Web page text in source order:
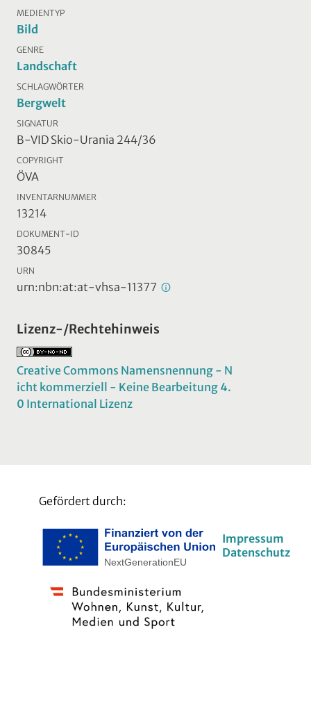
MEDIENTYP
Bild
GENRE
Landschaft
SCHLAGWÖRTER
Bergwelt
SIGNATUR
B-VID Skio-Urania 244/36
COPYRIGHT
ÖVA
INVENTARNUMMER
13214
DOKUMENT-ID
30845
URN
urn:nbn:at:at-vhsa-11377
Lizenz-/Rechtehinweis
Creative Commons Namensnennung - N
icht kommerziell - Keine Bearbeitung 4.
0 International Lizenz
Gefördert durch:
Impressum
Datenschutz